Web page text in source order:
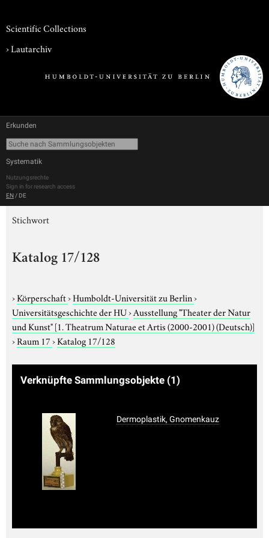
Scientific Collections
›Lautarchiv
Erkunden
Systematik
Nutzungsrechte
Sign in for research access
EN / DE
Stichwort
Katalog 17/128
›Körperschaft›Humboldt-Universität zu Berlin›
Universitätsgeschichte der HU›Ausstellung "Theater der Natur
und Kunst"[1. Theatrum Naturae et Artis (2000-2001) (Deutsch)]
›Raum 17›Katalog 17/128
Verknüpfte Sammlungsobjekte (1)
Dermoplastik, Gnomenkauz